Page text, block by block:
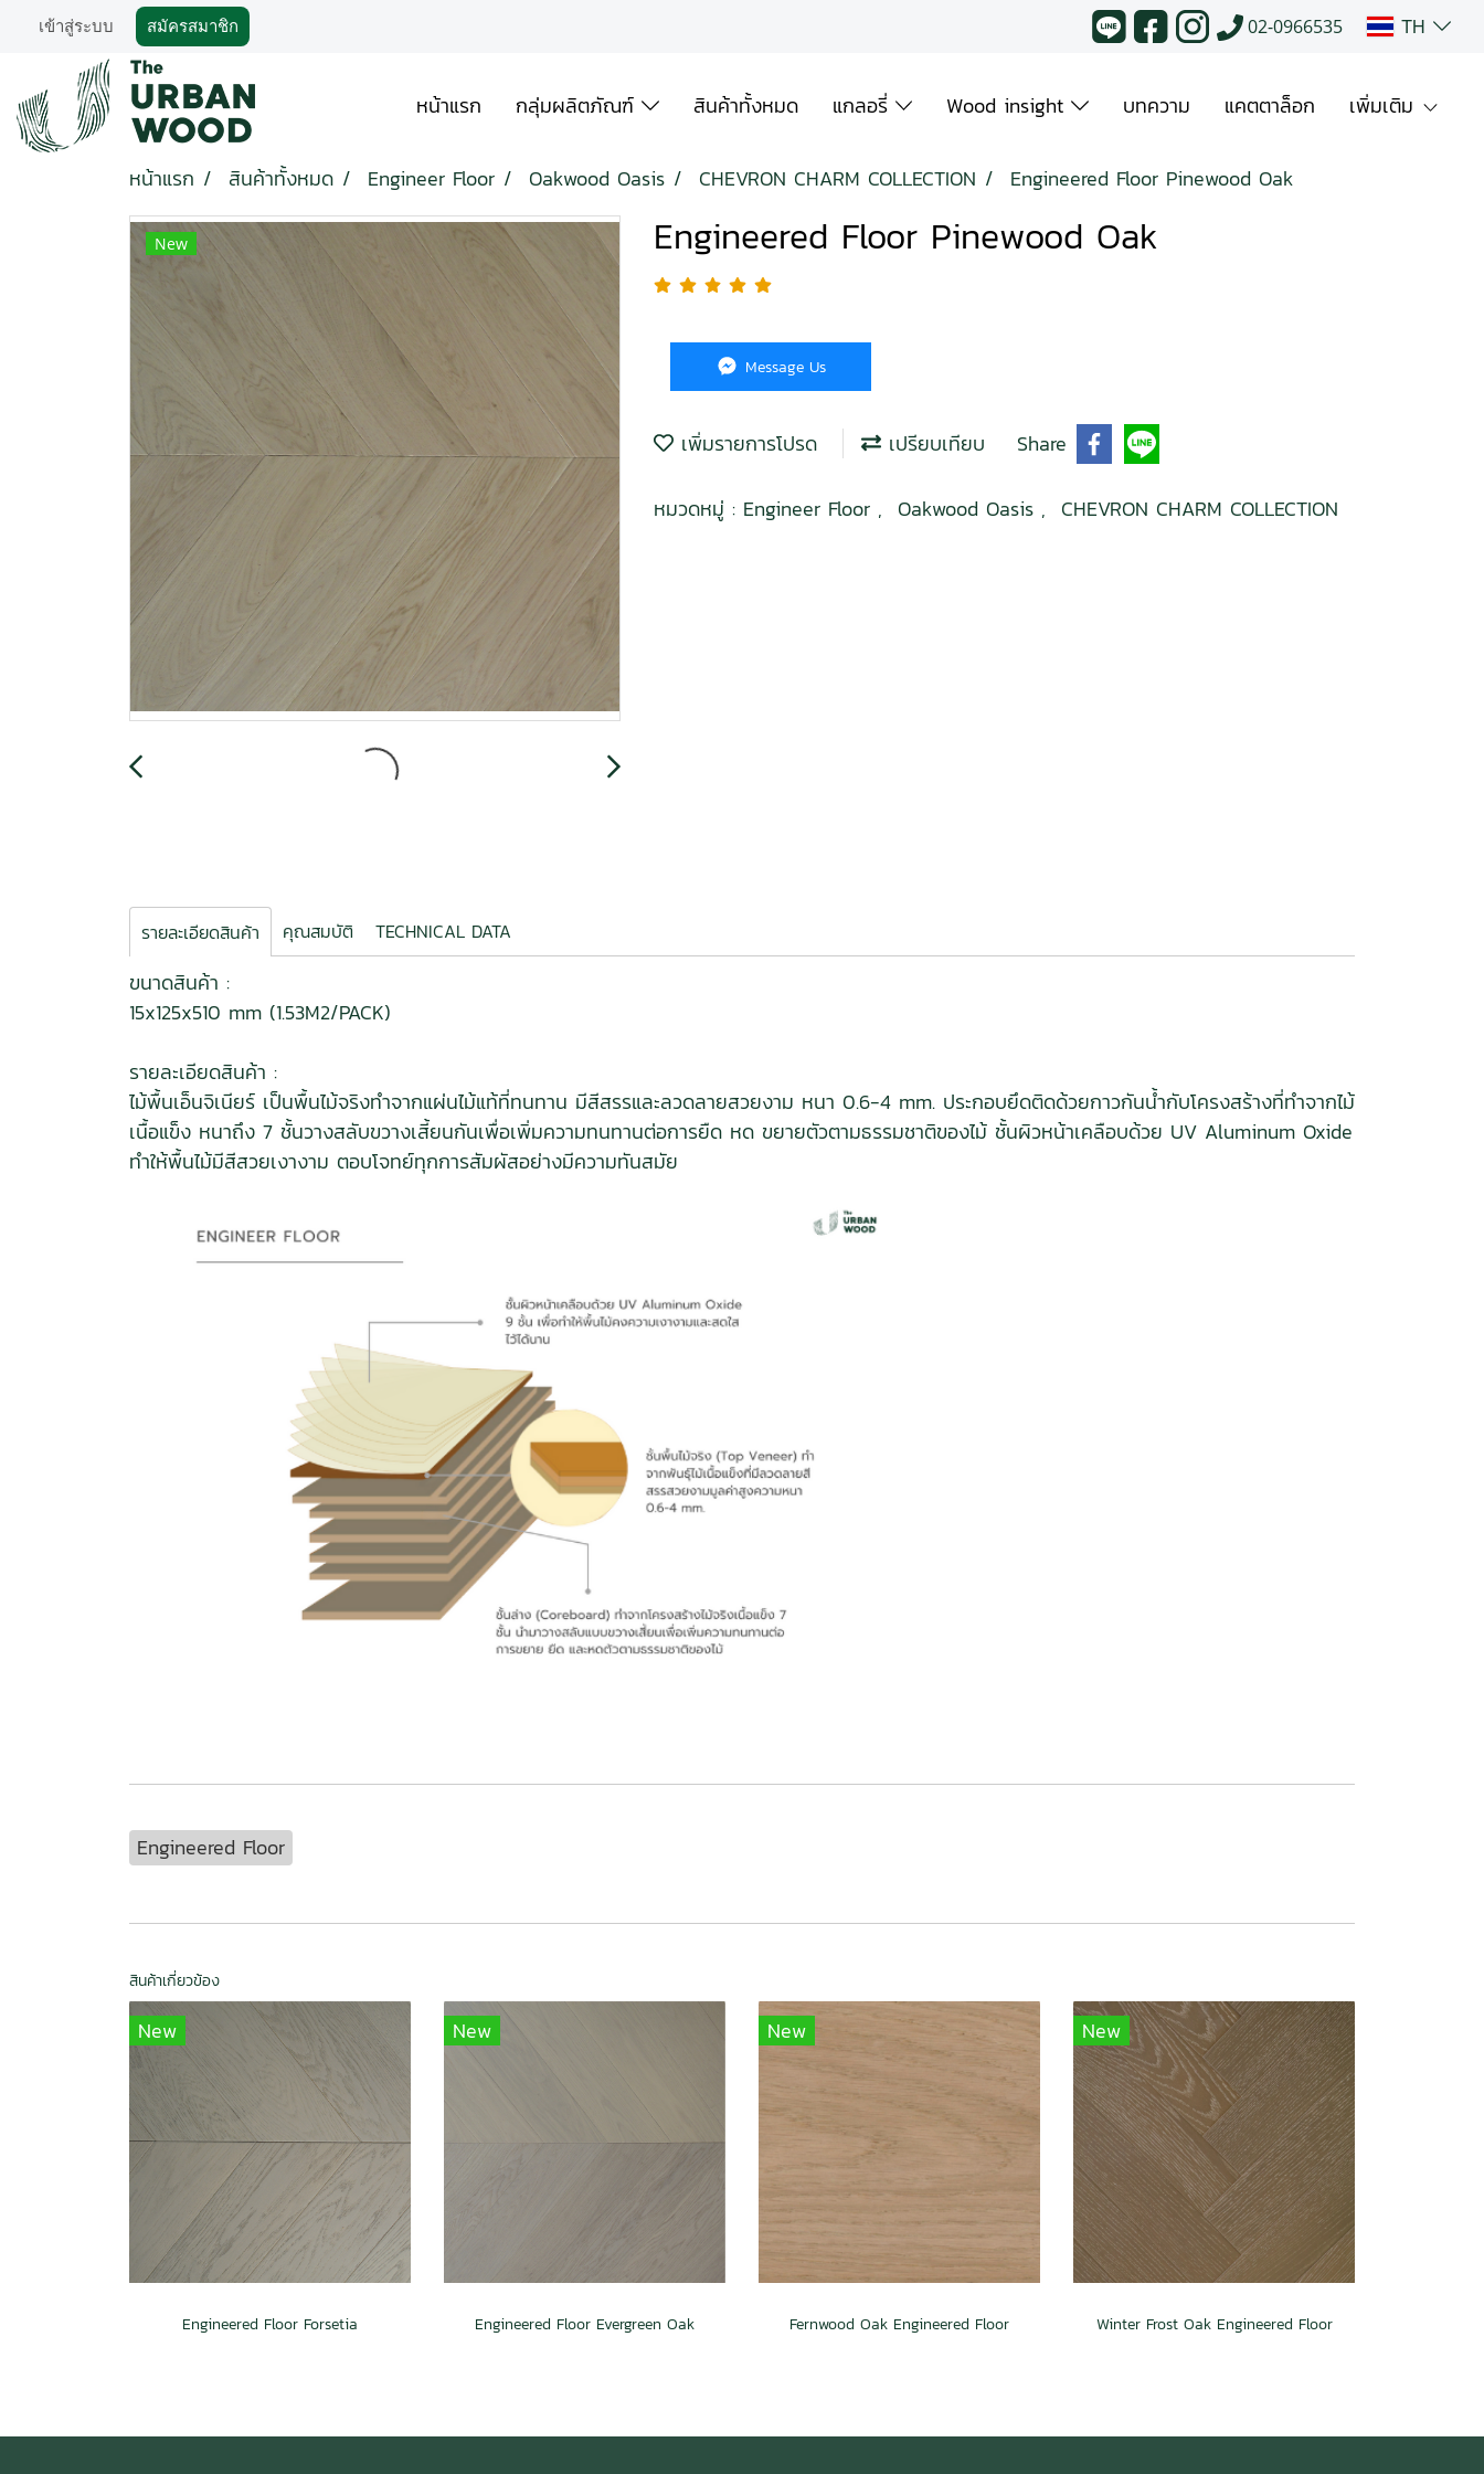
เข้าสู่ระบบ สมัครสมาชิก 02-0966535 TH
หน้าแรก กลุ่มผลิตภัณฑ์ สินค้าทั้งหมด แกลอรี่ Wood insight บทความ แคตตาล็อก เพิ่มเติม
หน้าแรก สินค้าทั้งหมด Engineer Floor Oakwood Oasis CHEVRON CHARM COLLECTION Engineered Floor Pinewood Oak
New Engineered Floor Pinewood Oak
Message Us
เพิ่มรายการโปรด เปรียบเทียบ Share
หมวดหมู่ : Engineer Floor , Oakwood Oasis , CHEVRON CHARM COLLECTION
รายละเอียดสินค้า คุณสมบัติ TECHNICAL DATA
ขนาดสินค้า :
15x125x510 mm (1.53M2/PACK)
รายละเอียดสินค้า :
ไม้พื้นเอ็นจิเนียร์ เป็นพื้นไม้จริงทำจากแผ่นไม้แท้ที่ทนทาน มีสีสรรและลวดลายสวยงาม หนา 0.6-4 mm. ประกอบยึดติดด้วยกาวกันน้ำกับโครงสร้างที่ทำจากไม้
เนื้อแข็ง หนาถึง 7 ชั้นวางสลับขวางเสี้ยนกันเพื่อเพิ่มความทนทานต่อการยืด หด ขยายตัวตามธรรมชาติของไม้ ชั้นผิวหน้าเคลือบด้วย UV Aluminum Oxide
ทำให้พื้นไม้มีสีสวยเงางาม ตอบโจทย์ทุกการสัมผัสอย่างมีความทันสมัย
Engineered Floor
สินค้าเกี่ยวข้อง
New
Engineered Floor Forsetia
New
Engineered Floor Evergreen Oak
New
Fernwood Oak Engineered Floor
New
Winter Frost Oak Engineered Floor